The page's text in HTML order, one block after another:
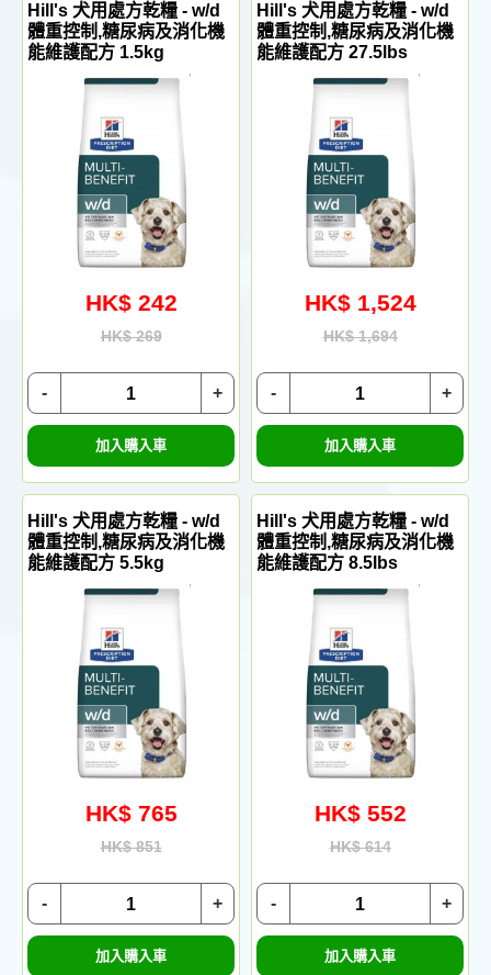
Hill's 犬用處方乾糧 - w/d
體重控制,糖尿病及消化機
能維護配方 1.5kg
HK$ 242
HK$ 269
+
-
加入購入車
Hill's 犬用處方乾糧 - w/d
體重控制,糖尿病及消化機
能維護配方 27.5lbs
HK$ 1,524
HK$ 1,694
+
-
加入購入車
Hill's 犬用處方乾糧 - w/d
體重控制,糖尿病及消化機
能維護配方 5.5kg
HK$ 765
HK$ 851
+
-
加入購入車
Hill's 犬用處方乾糧 - w/d
體重控制,糖尿病及消化機
能維護配方 8.5lbs
HK$ 552
HK$ 614
+
-
加入購入車